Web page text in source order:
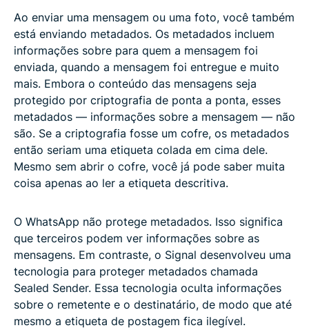
Ao enviar uma mensagem ou uma foto, você também
está enviando metadados. Os metadados incluem
informações sobre para quem a mensagem foi
enviada, quando a mensagem foi entregue e muito
mais. Embora o conteúdo das mensagens seja
protegido por criptografia de ponta a ponta, esses
metadados — informações sobre a mensagem — não
são. Se a criptografia fosse um cofre, os metadados
então seriam uma etiqueta colada em cima dele.
Mesmo sem abrir o cofre, você já pode saber muita
coisa apenas ao ler a etiqueta descritiva.
O WhatsApp não protege metadados. Isso significa
que terceiros podem ver informações sobre as
mensagens. Em contraste, o Signal desenvolveu uma
tecnologia para proteger metadados chamada
Sealed Sender. Essa tecnologia oculta informações
sobre o remetente e o destinatário, de modo que até
mesmo a etiqueta de postagem fica ilegível.